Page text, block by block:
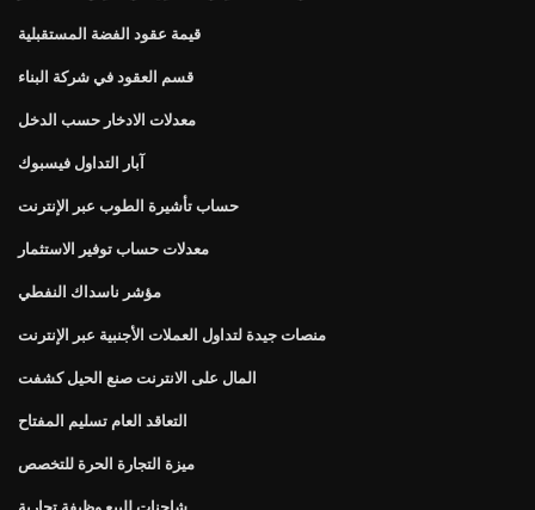
قيمة عقود الفضة المستقبلية
قسم العقود في شركة البناء
معدلات الادخار حسب الدخل
آبار التداول فيسبوك
حساب تأشيرة الطوب عبر الإنترنت
معدلات حساب توفير الاستثمار
مؤشر ناسداك النفطي
منصات جيدة لتداول العملات الأجنبية عبر الإنترنت
المال على الانترنت صنع الحيل كشفت
التعاقد العام تسليم المفتاح
ميزة التجارة الحرة للتخصص